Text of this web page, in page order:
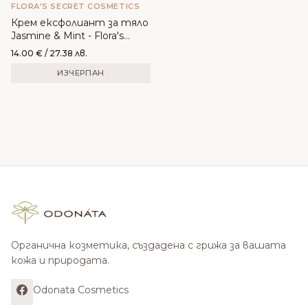
FLORA'S SECRET COSMETICS
Крем ексфолиант за тяло
Jasmine & Mint - Flora's
Secret
14.00 € / 27.38 лв.
ИЗЧЕРПАН
Органична козметика, създадена с грижа за вашата
кожа и природата.
Odonata Cosmetics